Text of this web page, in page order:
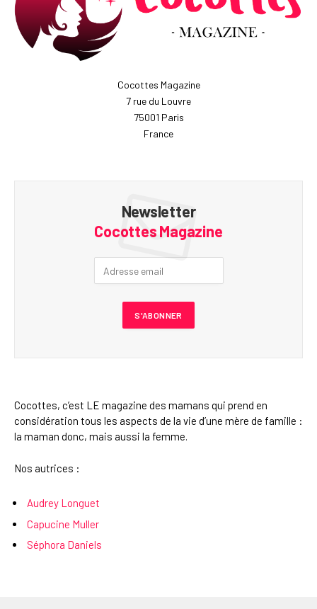
Cocottes Magazine
7 rue du Louvre
75001 Paris
France
Newsletter
Cocottes Magazine
Cocottes, c’est LE magazine des mamans qui prend en
considération tous les aspects de la vie d’une mère de famille :
la maman donc, mais aussi la femme.
Nos autrices :
Audrey Longuet
Capucine Muller
Séphora Daniels